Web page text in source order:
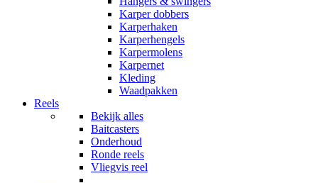
Karper dobbers
Karperhaken
Karperhengels
Karpermolens
Karpernet
Kleding
Waadpakken
Reels
Bekijk alles
Baitcasters
Onderhoud
Ronde reels
Vliegvis reel